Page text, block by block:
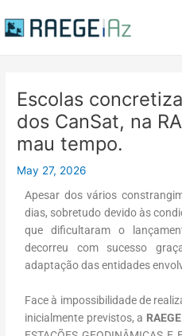
to
Escolas
dos CanSat, na
mau tempo.
May 27, 2026
Apesar dos vários
dias, sobretudo devido às
que dificultaram o
decorreu com sucesso
adaptação das entidades
Face à impossibilidade de
inicialmente previstos, a
navigation